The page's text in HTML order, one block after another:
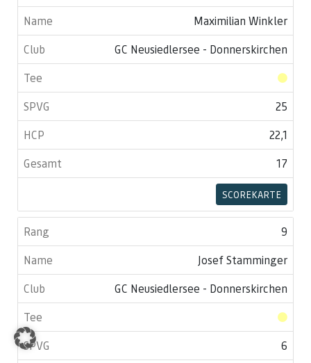
Maximilian Winkler
GC Neusiedlersee - Donnerskirchen
25
22,1
17
SCOREKARTE
9
Josef Stamminger
GC Neusiedlersee - Donnerskirchen
6